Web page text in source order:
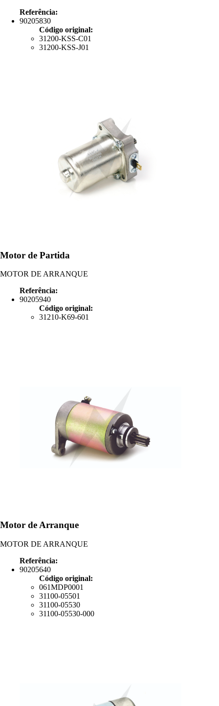
Referência:
90205830
Código original:
31200-KSS-C01
31200-KSS-J01
Motor de Partida
MOTOR DE ARRANQUE
Referência:
90205940
Código original:
31210-K69-601
Motor de Arranque
MOTOR DE ARRANQUE
Referência:
90205640
Código original:
061MDP0001
31100-05501
31100-05530
31100-05530-000